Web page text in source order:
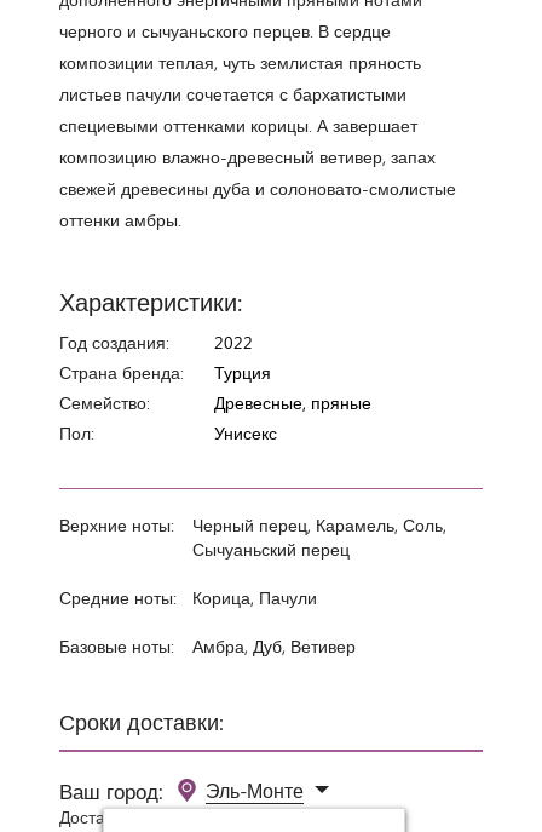
Сроки доставки:
Ваш город:
Эль-Монте
Доставка 0 руб при заказе от 3000 руб.
черного и сычуаньского перцев. В сердце
композиции теплая, чуть землистая пряность
листьев пачули сочетается с бархатистыми
специевыми оттенками корицы. А завершает
композицию влажно-древесный ветивер, запах
свежей древесины дуба и солоновато-смолистые
оттенки амбры.
Характеристики:
Год создания:
2022
Страна бренда:
Турция
Семейство:
Древесные, пряные
Пол:
Унисекс
Верхние ноты:
Черный перец, Карамель, Соль,
Сычуаньский перец
Средние ноты: Корица, Пачули
Базовые ноты: Амбра, Дуб, Ветивер